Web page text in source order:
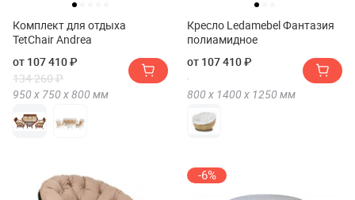
Комплект для отдыха
TetChair Andrea
от 107 410 ₽
134 260 ₽
950 х 750 х800 мм
Кресло Ledamebel Фантазия
полиамидное
от 107 410 ₽
800 х 1400 х 1250 мм
-6%